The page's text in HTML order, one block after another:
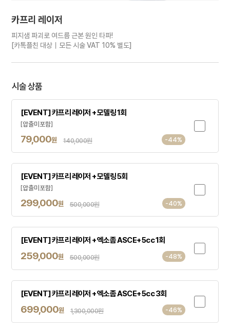
카프리 레이저
피지샘 파괴로 여드름 근본 원인 타파!
[카톡플친 대상｜모든 시술 VAT 10% 별도]
시술 상품
[EVENT] 카프리 레이저 + 모델링 1회
[압출미포함]
79,000원 140,000원 -44%
[EVENT] 카프리 레이저 + 모델링 5회
[압출미포함]
299,000원 500,000원 -40%
[EVENT] 카프리 레이저 + 엑소좀 ASCE+ 5cc 1회
259,000원 500,000원 -48%
[EVENT] 카프리 레이저 + 엑소좀 ASCE+ 5cc 3회
699,000원 1,300,000원 -46%